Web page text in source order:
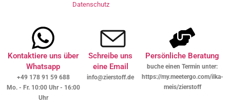
Datenschutz
Kontaktiere uns über
Whatsapp
+49 178 91 59 688
Mo. - Fr. 10:00 Uhr - 16:00
Uhr
Schreibe uns
eine Email
info@zierstoff.de
Persönliche Beratung
buche einen Termin unter:
https://my.meetergo.com/ilka-
meis/zierstoff